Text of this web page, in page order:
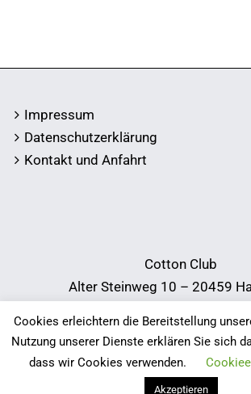
Impressum
Datenschutzerklärung
Kontakt und Anfahrt
Cotton Club
Alter Steinweg 10 – 20459
info@cotton-
Cookies erleichtern die Bereitstellung
Nutzung unserer Dienste erklären Sie sich
dass wir Cookies verwenden.
Akzeptieren